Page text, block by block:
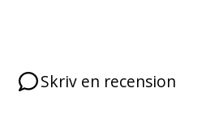
Skriv en recension